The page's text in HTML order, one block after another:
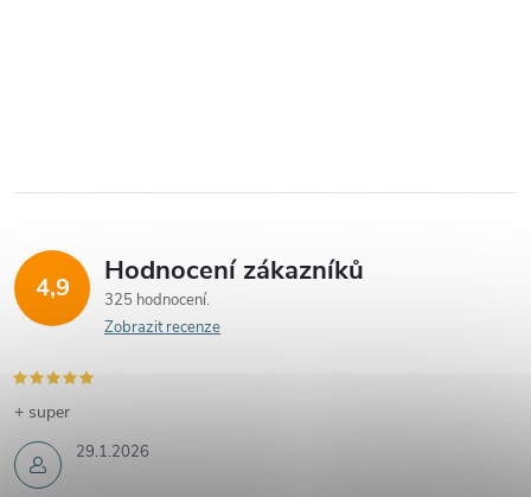
4,9 Hodnocení zákazníků
325 hodnocení
Zobrazit recenze
29.1.2026
+ super